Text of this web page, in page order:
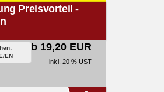
Preisvorteil -
EN
ab 19,20 EUR
inkl. 20 % UST